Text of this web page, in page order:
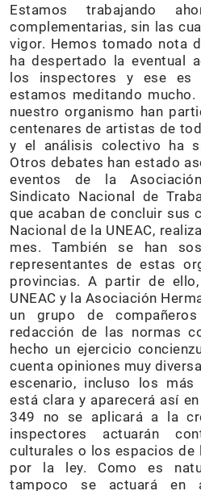
Estamos trabajando
complementarias, sin las
vigor. Hemos tomado nota
ha despertado la eventual
los inspectores y ese
estamos meditando
nuestro organismo han
centenares de artistas de
y el análisis colectivo ha
Otros debates han estado
eventos de la
Sindicato Nacional de
que acaban de concluir sus
Nacional de la UNEAC,
mes. También se han
representantes de estas
provincias. A partir de
UNEAC y la Asociación
un grupo de
redacción de las normas
hecho un ejercicio
cuenta opiniones muy
escenario, incluso los
está clara y aparecerá así
349 no se aplicará a la
inspectores actuarán
culturales o los espacios
por la ley. Como es
tampoco se actuará en